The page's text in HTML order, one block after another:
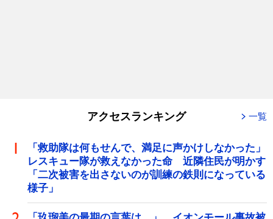
アクセスランキング 一覧
「救助隊は何もせんで、満足に声かけしなかった」
レスキュー隊が救えなかった命 近隣住民が明かす
「二次被害を出さないのが訓練の鉄則になっている
様子」